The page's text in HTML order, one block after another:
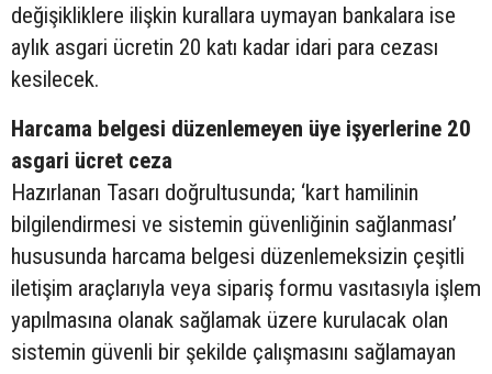
değişikliklere ilişkin kurallara uymayan bankalara ise
aylık asgari ücretin 20 katı kadar idari para cezası
kesilecek.
Harcama belgesi düzenlemeyen üye işyerlerine 20
asgari ücret ceza
Hazırlanan Tasarı doğrultusunda; ‘kart hamilinin
bilgilendirmesi ve sistemin güvenliğinin sağlanması’
hususunda harcama belgesi düzenlemeksizin çeşitli
iletişim araçlarıyla veya sipariş formu vasıtasıyla işlem
yapılmasına olanak sağlamak üzere kurulacak olan
sistemin güvenli bir şekilde çalışmasını sağlamayan